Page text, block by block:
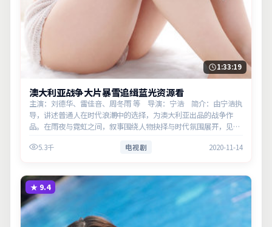
1:33:19
澳大利亚战争大片暴雪追缉蓝光资源看
主演：刘德华、雷佳音、周冬雨 等 导演：宁浩 简介：由宁浩执
导，讲述普通人在时代浪潮中的选择，为澳大利亚出品的战争作
品。在雨夜与霓虹之间，叙事围绕人物抉择与时代氛围展开，见证
现实意义。
5.3千 电视剧 2020-11-14
★ 9.4